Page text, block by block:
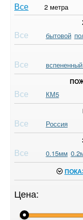
Все 2 метра
Все бытовой
Все
Все КМ5
Все Россия
Все 0.15мм
Цена: